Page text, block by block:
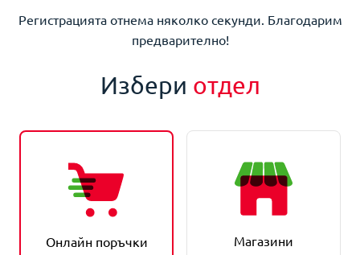
Регистрацията отнема няколко секунди. Благодарим
предварително!
Избери отдел
Онлайн поръчки Магазини